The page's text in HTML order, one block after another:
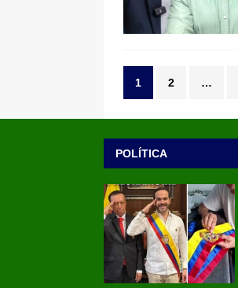
1 2 …
POLÍTICA